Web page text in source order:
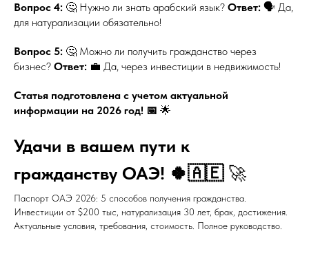
Вопрос 4: 🤔 Нужно ли знать арабский язык? Ответ: 🗣️ Да,
для натурализации обязательно!
Вопрос 5: 🤔 Можно ли получить гражданство через
бизнес? Ответ: 💼 Да, через инвестиции в недвижимость!
Статья подготовлена с учетом актуальной
информации на 2026 год! 📅 🌟
Удачи в вашем пути к
гражданству ОАЭ! 🍀🇦🇪🚀
Паспорт ОАЭ 2026: 5 способов получения гражданства.
Инвестиции от $200 тыс, натурализация 30 лет, брак, достижения.
Актуальные условия, требования, стоимость. Полное руководство.